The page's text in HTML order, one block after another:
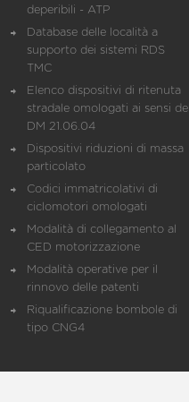
deperibili - ATP
Database delle località a
supporto dei sistemi RDS
TMC
Elenco dispositivi di ritenuta
stradale omologati ai sensi del
DM 21.06.04
Dispositivi riduzioni di massa
particolato
Codici immatricolativi di
ciclomotori omologati
Modalità di collegamento al
CED motorizzazione
Modalità operative per il
rinnovo delle patenti
Riqualificazione bombole di
tipo CNG4